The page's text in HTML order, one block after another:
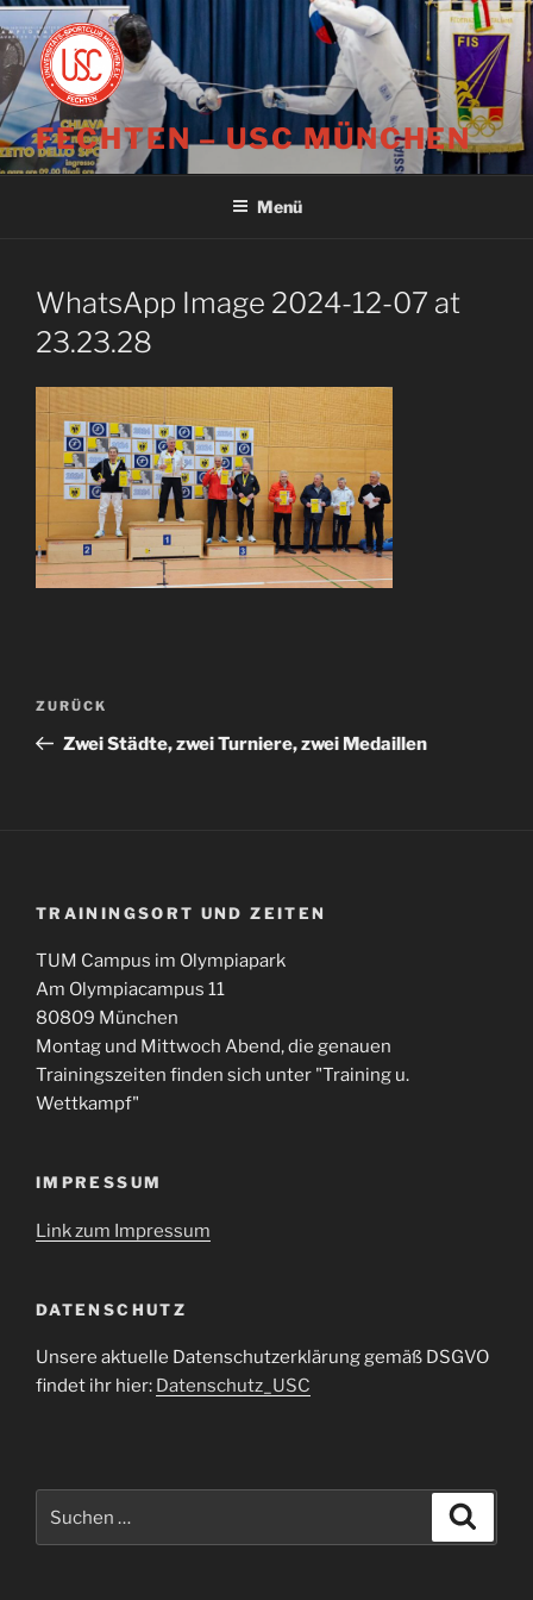
Zum
Inhalt
springen
FECHTEN – USC MÜNCHEN
Menü
WhatsApp Image 2024-12-07 at
23.23.28
Beitragsnavigation
Vorheriger
Beitrag
ZURÜCK
Zwei Städte, zwei Turniere, zwei Medaillen
TRAININGSORT UND ZEITEN
TUM Campus im Olympiapark
Am Olympiacampus 11
80809 München
Montag und Mittwoch Abend, die genauen
Trainingszeiten finden sich unter "Training u.
Wettkampf"
IMPRESSUM
Link zum Impressum
DATENSCHUTZ
Unsere aktuelle Datenschutzerklärung gemäß DSGVO
findet ihr hier: Datenschutz_USC
nach: